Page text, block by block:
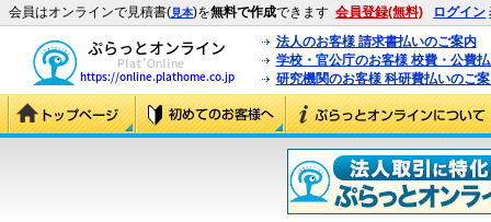
会員はオンラインで見積書(見本)を無料で作成できます 会員登録(無料) ログイン
法人のお客様 請求書払いのご案内
学校・官公庁のお客様 校費・公費
研究機関のお客様 科研費払いのご